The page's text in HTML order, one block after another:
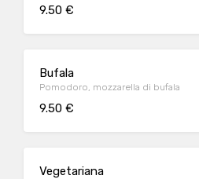
9.50 €
Bufala
Pomodoro, mozzarella di bufala
9.50 €
Vegetariana